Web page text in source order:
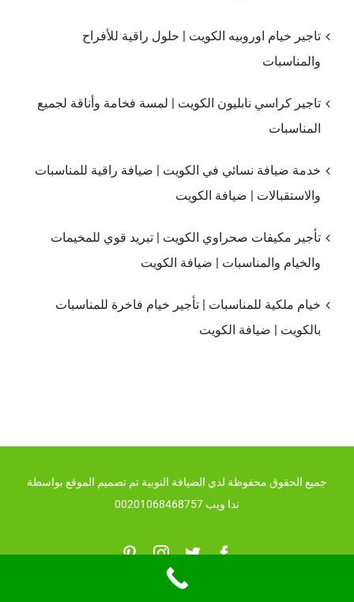
تاجير خيام اوروبيه الكويت | حلول راقية للأفراح
والمناسبات
تاجير كراسي نابليون الكويت | لمسة فخامة وأناقة لجميع
المناسبات
خدمة ضيافة نسائي في الكويت | ضيافة راقية للمناسبات
والاستقبالات | ضيافة الكويت
تأجير مكيفات صحراوي الكويت | تبريد قوي للمخيمات
والخيام والمناسبات | ضيافة الكويت
خيام ملكية للمناسبات | تأجير خيام فاخرة للمناسبات
بالكويت | ضيافة الكويت
جميع الحقوق محفوظة لدي الضيافة النوبية تم تصميم الموقع بواسطة
ندا ويب 00201068468757
Facebook
Twitter
Instagram
Pinterest